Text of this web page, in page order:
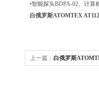
•智能探头BDPA-02、计
白俄罗斯ATOMTEX
上一篇： 白俄罗斯